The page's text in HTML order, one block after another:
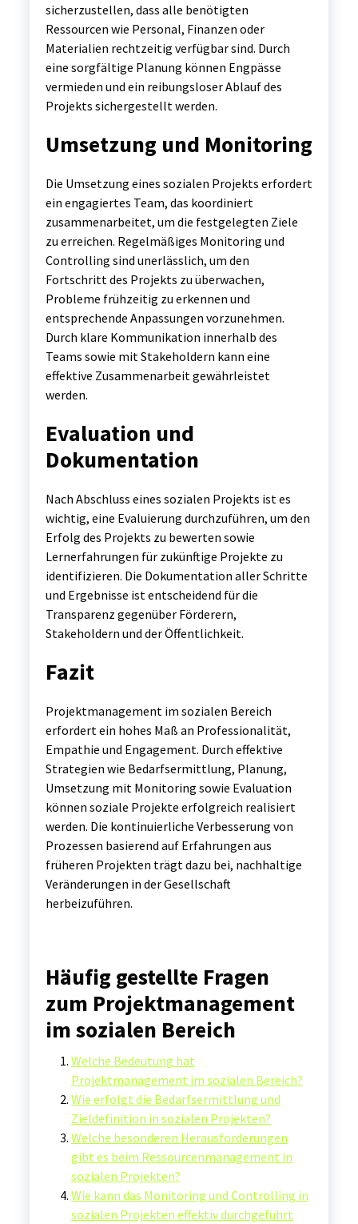
sicherzustellen, dass alle benötigten
Ressourcen wie Personal, Finanzen oder
Materialien rechtzeitig verfügbar sind. Durch
eine sorgfältige Planung können Engpässe
vermieden und ein reibungsloser Ablauf des
Projekts sichergestellt werden.
Umsetzung und Monitoring
Die Umsetzung eines sozialen Projekts erfordert
ein engagiertes Team, das koordiniert
zusammenarbeitet, um die festgelegten Ziele
zu erreichen. Regelmäßiges Monitoring und
Controlling sind unerlässlich, um den
Fortschritt des Projekts zu überwachen,
Probleme frühzeitig zu erkennen und
entsprechende Anpassungen vorzunehmen.
Durch klare Kommunikation innerhalb des
Teams sowie mit Stakeholdern kann eine
effektive Zusammenarbeit gewährleistet
werden.
Evaluation und
Dokumentation
Nach Abschluss eines sozialen Projekts ist es
wichtig, eine Evaluierung durchzuführen, um den
Erfolg des Projekts zu bewerten sowie
Lernerfahrungen für zukünftige Projekte zu
identifizieren. Die Dokumentation aller Schritte
und Ergebnisse ist entscheidend für die
Transparenz gegenüber Förderern,
Stakeholdern und der Öffentlichkeit.
Fazit
Projektmanagement im sozialen Bereich
erfordert ein hohes Maß an Professionalität,
Empathie und Engagement. Durch effektive
Strategien wie Bedarfsermittlung, Planung,
Umsetzung mit Monitoring sowie Evaluation
können soziale Projekte erfolgreich realisiert
werden. Die kontinuierliche Verbesserung von
Prozessen basierend auf Erfahrungen aus
früheren Projekten trägt dazu bei, nachhaltige
Veränderungen in der Gesellschaft
herbeizuführen.
Häufig gestellte Fragen
zum Projektmanagement
im sozialen Bereich
Welche Bedeutung hat
Projektmanagement im sozialen Bereich?
Wie erfolgt die Bedarfsermittlung und
Zieldefinition in sozialen Projekten?
Welche besonderen Herausforderungen
gibt es beim Ressourcenmanagement in
sozialen Projekten?
Wie kann das Monitoring und Controlling in
sozialen Projekten effektiv durchgeführt